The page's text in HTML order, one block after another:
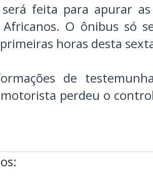
feita para apurar
Africanos. O ônibus só
horas desta
de
perdeu o